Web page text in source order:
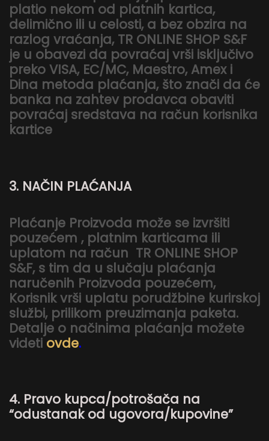
platio nekom od platnih kartica,
delimično ili u celosti, a bez obzira na
razlog vraćanja, TR ONLINE SHOP S&F
je u obavezi da povraćaj vrši isključivo
preko VISA, EC/MC, Maestro, Amex i
Dina metoda plaćanja, što znači da će
banka na zahtev prodavca obaviti
povraćaj sredstava na račun korisnika
kartice
3. NAČIN PLAĆANJA
Plaćanje Proizvoda može se izvršiti
pouzećem , platnim karticama ili
uplatom na račun TR ONLINE SHOP
S&F, s tim da u slučaju plaćanja
naručenih Proizvoda pouzećem,
Korisnik vrši uplatu porudžbine kurirskoj
službi, prilikom preuzimanja paketa.
Detalje o načinima plaćanja možete
videti ovde.
4. Pravo kupca/potrošača na
“odustanak od ugovora/kupovine”